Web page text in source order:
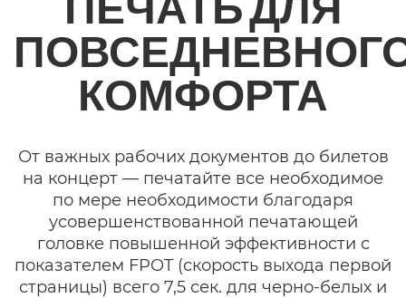
КОМФОРТА
От важных рабочих документов до билетов
на концерт — печатайте все необходимое
по мере необходимости благодаря
усовершенствованной печатающей
головке повышенной эффективности с
показателем FPOT (скорость выхода первой
страницы) всего 7,5 сек. для черно-белых и